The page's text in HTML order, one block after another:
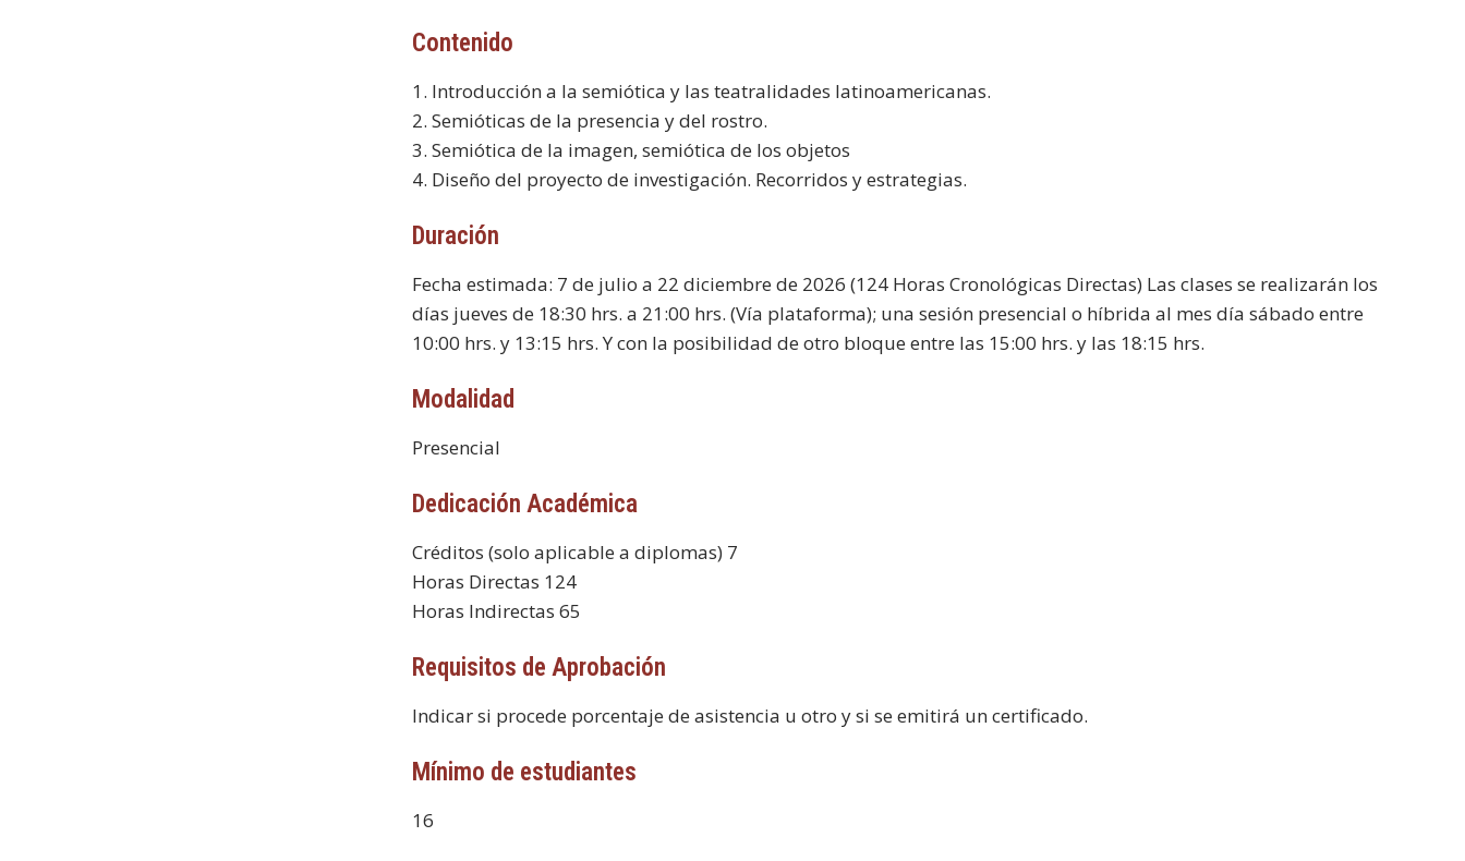
Contenido
1. Introducción a la semiótica y las teatralidades latinoamericanas.
2. Semióticas de la presencia y del rostro.
3. Semiótica de la imagen, semiótica de los objetos
4. Diseño del proyecto de investigación. Recorridos y estrategias.
Duración
Fecha estimada: 7 de julio a 22 diciembre de 2026 (124 Horas Cronológicas Directas) Las clases se realizarán los
días jueves de 18:30 hrs. a 21:00 hrs. (Vía plataforma); una sesión presencial o híbrida al mes día sábado entre
10:00 hrs. y 13:15 hrs. Y con la posibilidad de otro bloque entre las 15:00 hrs. y las 18:15 hrs.
Modalidad
Presencial
Dedicación Académica
Créditos (solo aplicable a diplomas) 7
Horas Directas 124
Horas Indirectas 65
Requisitos de Aprobación
Indicar si procede porcentaje de asistencia u otro y si se emitirá un certificado.
Mínimo de estudiantes
16